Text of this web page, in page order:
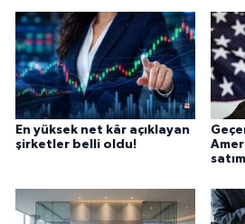
En yüksek net kâr açıklayan
şirketler belli oldu!